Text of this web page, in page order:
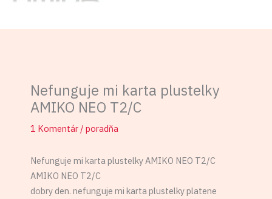
Nefunguje mi karta plustelky
AMIKO NEO T2/C
1 Komentár / poradňa
Nefunguje mi karta plustelky AMIKO NEO T2/C
AMIKO NEO T2/C
dobry den. nefunguje mi karta plustelky platene